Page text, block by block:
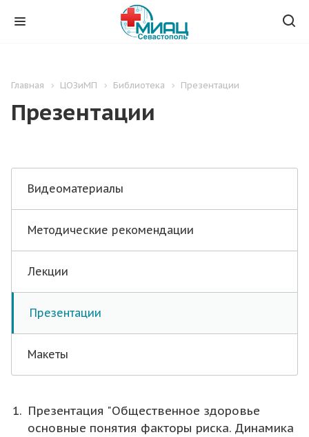
Главная ЦОЗиМП Библиотека Презентации
Презентации
Видеоматериалы
Методические рекомендации
Лекции
Презентации
Макеты
Презентация "Общественное здоровье
основные понятия факторы риска. Динамика